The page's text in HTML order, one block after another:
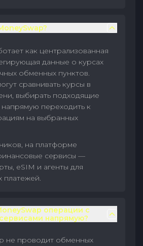
как централизованная
данные о курсах
обменных пунктов.
сравнивать курсы в
выбирать подходящие
переходить к
на выбранных
на платформе
сервисы —
eSIM и агенты для
платежей.
операции с
напрямую?
не проводит обменных